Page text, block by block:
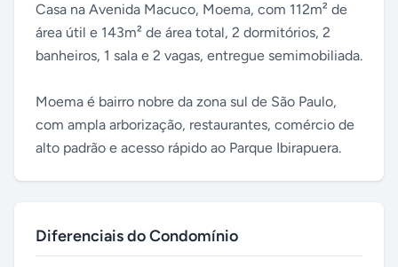
Casa na Avenida Macuco, Moema, com 112m² de
área útil e 143m² de área total, 2 dormitórios, 2
banheiros, 1 sala e 2 vagas, entregue semimobiliada.
Moema é bairro nobre da zona sul de São Paulo,
com ampla arborização, restaurantes, comércio de
alto padrão e acesso rápido ao Parque Ibirapuera.
Diferenciais do Condomínio